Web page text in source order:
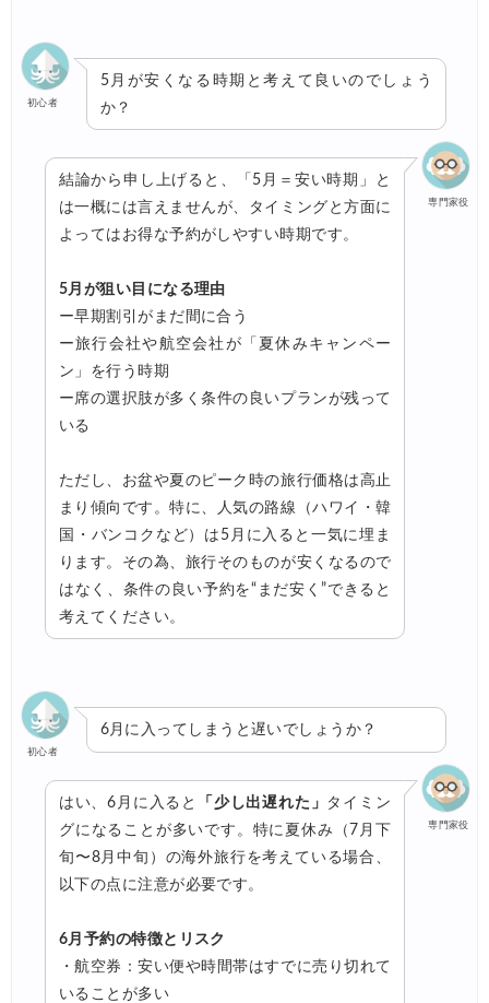
初心者
5月が安くなる時期と考えて良いのでしょう
か？
専門家役
結論から申し上げると、「5月＝安い時期」と
は一概には言えませんが、タイミングと方面に
よってはお得な予約がしやすい時期です。
5月が狙い目になる理由
ー早期割引がまだ間に合う
ー旅行会社や航空会社が「夏休みキャンペー
ン」を行う時期
ー席の選択肢が多く条件の良いプランが残って
いる
ただし、お盆や夏のピーク時の旅行価格は高止
まり傾向です。特に、人気の路線（ハワイ・韓
国・バンコクなど）は5月に入ると一気に埋ま
ります。その為、旅行そのものが安くなるので
はなく、条件の良い予約を“まだ安く”できると
考えてください。
初心者
6月に入ってしまうと遅いでしょうか？
専門家役
はい、6月に入ると 「少し出遅れた」 タイミン
グになることが多いです。特に夏休み（7月下
旬〜8月中旬）の海外旅行を考えている場合、
以下の点に注意が必要です。
6月予約の特徴とリスク
・航空券：安い便や時間帯はすでに売り切れて
いることが多い